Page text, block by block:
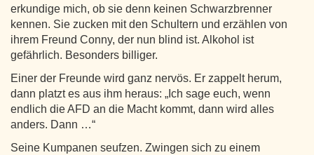
erkundige mich, ob sie denn keinen Schwarzbrenner
kennen. Sie zucken mit den Schultern und erzählen von
ihrem Freund Conny, der nun blind ist. Alkohol ist
gefährlich. Besonders billiger.
Einer der Freunde wird ganz nervös. Er zappelt herum,
dann platzt es aus ihm heraus: „Ich sage euch, wenn
endlich die AFD an die Macht kommt, dann wird alles
anders. Dann …“
Seine Kumpanen seufzen. Zwingen sich zu einem